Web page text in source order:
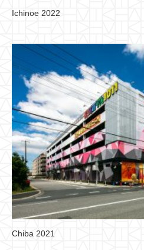
Ichinoe 2022
Chiba 2021